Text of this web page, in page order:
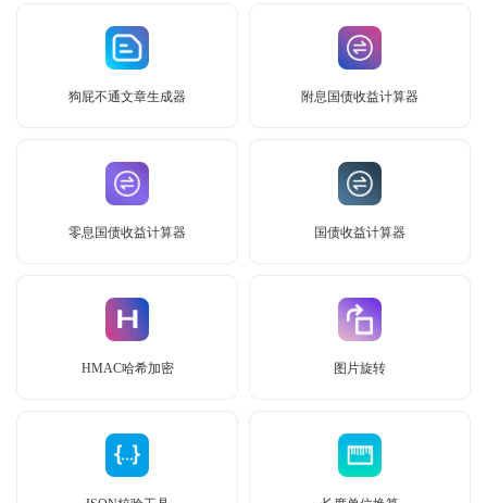
狗屁不通文章生成器 附息国债收益计算器
零息国债收益计算器 国债收益计算器
HMAC哈希加密 图片旋转